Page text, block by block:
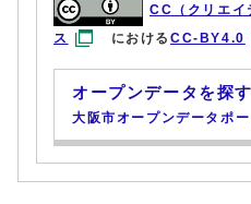
CC（クリエイ
ス
におけるCC-BY4.0
オープンデータを探す
大阪市オープンデータポ